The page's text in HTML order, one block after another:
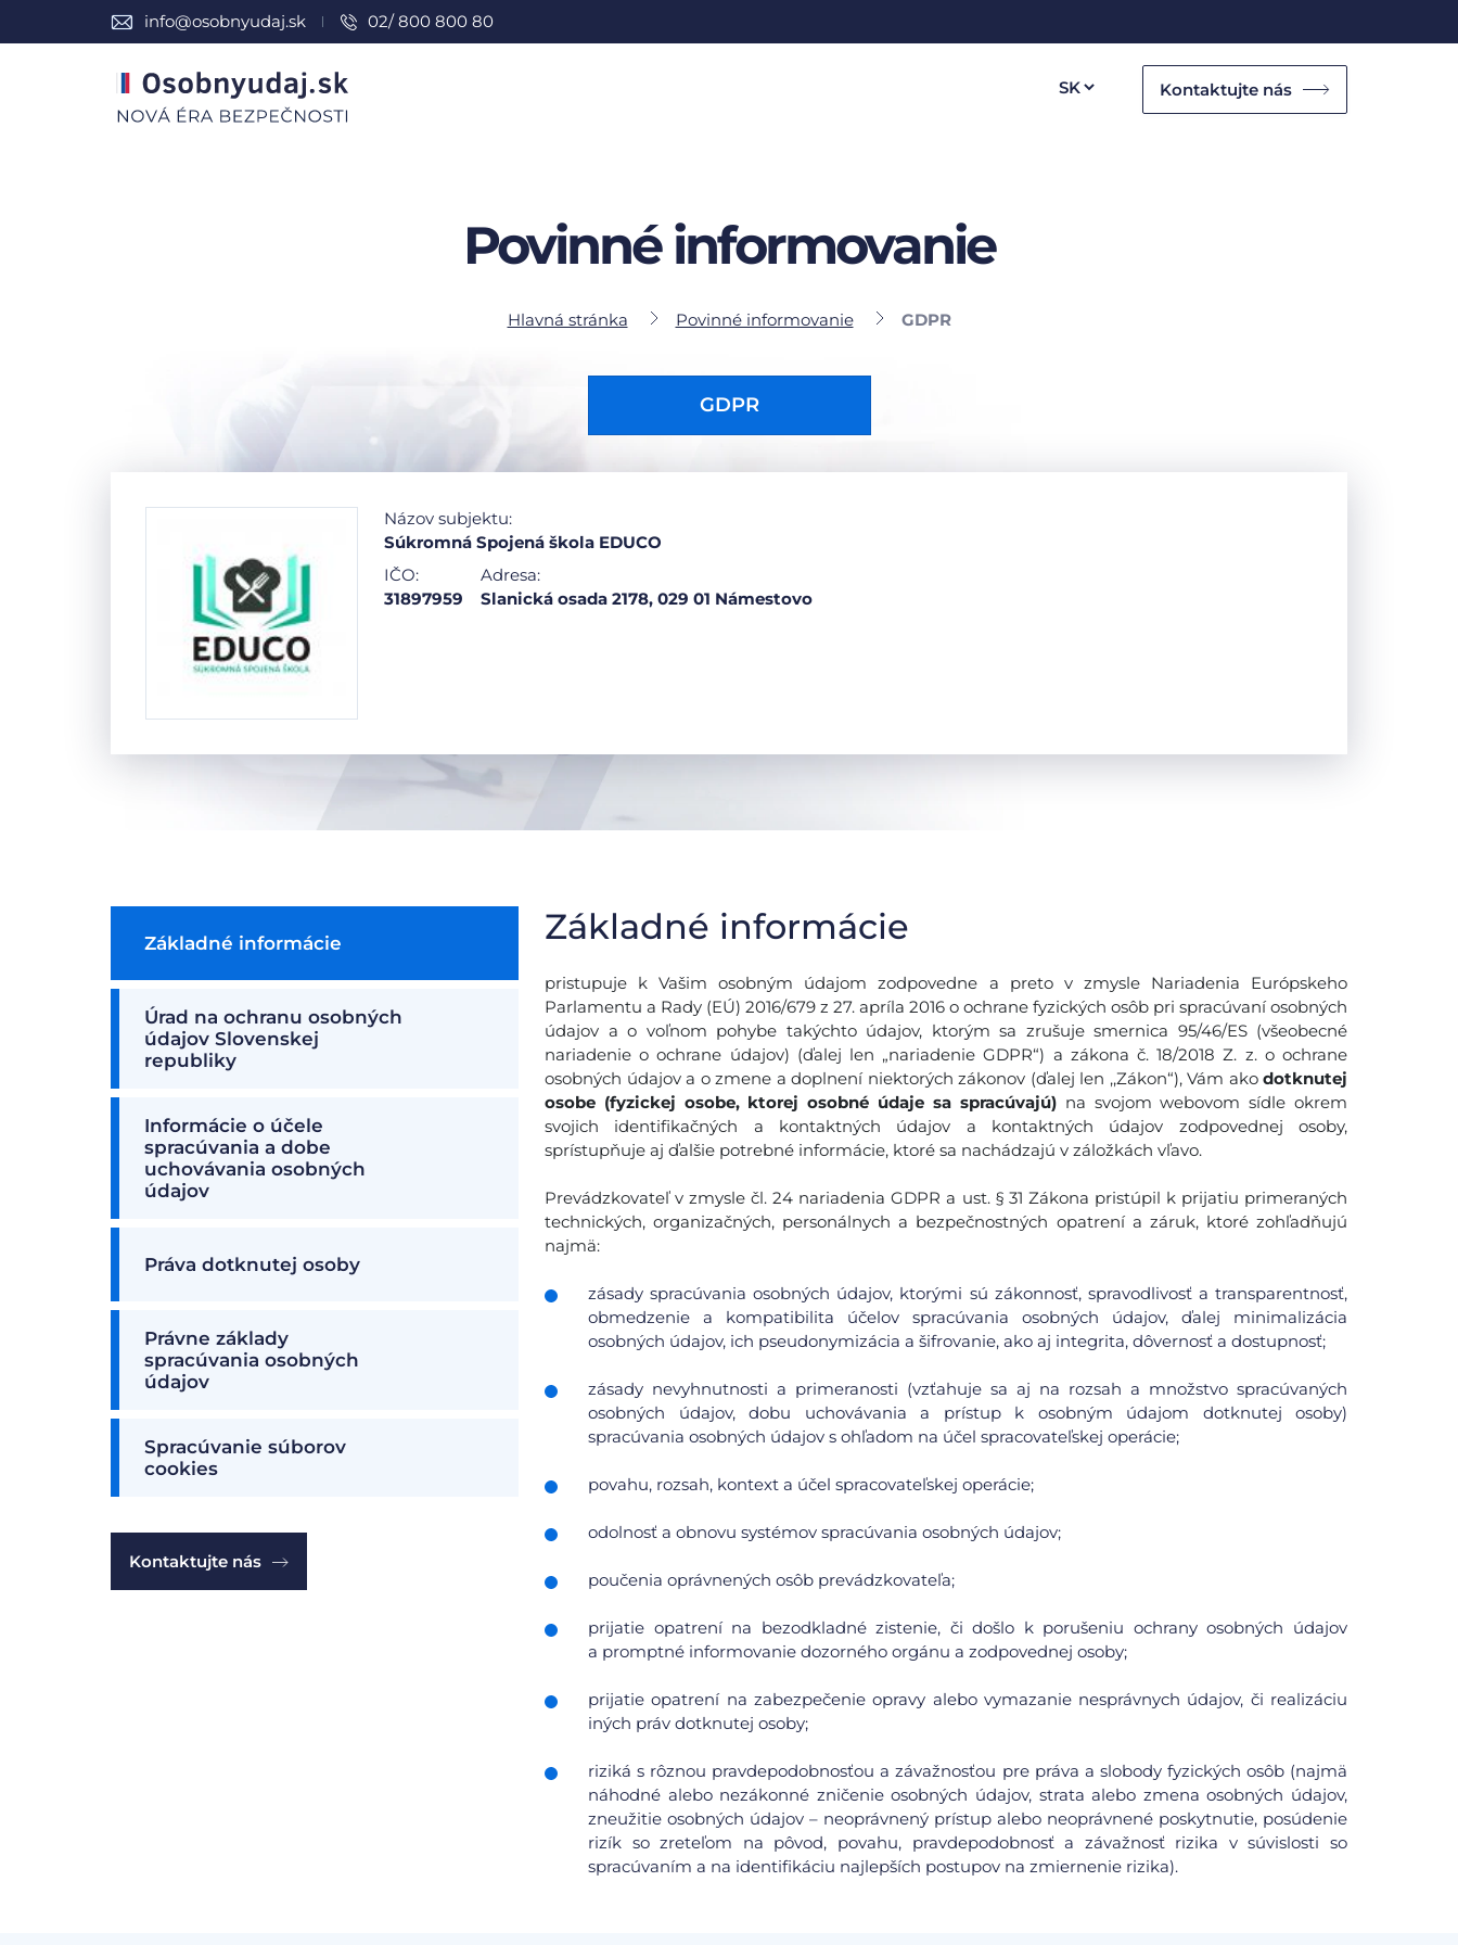
info@osobnyudaj.sk 02/ 800 800 80
Kontaktujte nás
Povinné informovanie
Hlavná stránka Povinné informovanie GDPR
GDPR
Názov subjektu:
Súkromná Spojená škola EDUCO
IČO:
31897959
Adresa:
Slanická osada 2178, 029 01 Námestovo
Základné informácie
Úrad na ochranu osobných
údajov Slovenskej
republiky
Informácie o účele
spracúvania a dobe
uchovávania osobných
údajov
Práva dotknutej osoby
Právne základy
spracúvania osobných
údajov
Spracúvanie súborov
cookies
Kontaktujte nás
Základné informácie
pristupuje k Vašim osobným údajom zodpovedne a preto v zmysle Nariadenia Európskeho
Parlamentu a Rady (EÚ) 2016/679 z 27. apríla 2016 o ochrane fyzických osôb pri spracúvaní osobných
údajov a o voľnom pohybe takýchto údajov, ktorým sa zrušuje smernica 95/46/ES (všeobecné
nariadenie o ochrane údajov) (ďalej len „nariadenie GDPR“) a zákona č. 18/2018 Z. z. o ochrane
osobných údajov a o zmene a doplnení niektorých zákonov (ďalej len ,,Zákon“), Vám ako dotknutej
osobe (fyzickej osobe, ktorej osobné údaje sa spracúvajú)na svojom webovom sídle okrem
svojich identifikačných a kontaktných údajov a kontaktných údajov zodpovednej osoby,
sprístupňuje aj ďalšie potrebné informácie, ktoré sa nachádzajú v záložkách vľavo.
Prevádzkovateľ v zmysle čl. 24 nariadenia GDPR a ust. § 31 Zákona pristúpil k prijatiu primeraných
technických, organizačných, personálnych a bezpečnostných opatrení a záruk, ktoré zohľadňujú
najmä:
zásady spracúvania osobných údajov, ktorými sú zákonnosť, spravodlivosť a transparentnosť,
obmedzenie a kompatibilita účelov spracúvania osobných údajov, ďalej minimalizácia
osobných údajov, ich pseudonymizácia a šifrovanie, ako aj integrita, dôvernosť a dostupnosť;
zásady nevyhnutnosti a primeranosti (vzťahuje sa aj na rozsah a množstvo spracúvaných
osobných údajov, dobu uchovávania a prístup k osobným údajom dotknutej osoby)
spracúvania osobných údajov s ohľadom na účel spracovateľskej operácie;
povahu, rozsah, kontext a účel spracovateľskej operácie;
odolnosť a obnovu systémov spracúvania osobných údajov;
poučenia oprávnených osôb prevádzkovateľa;
prijatie opatrení na bezodkladné zistenie, či došlo k porušeniu ochrany osobných údajov
a promptné informovanie dozorného orgánu a zodpovednej osoby;
prijatie opatrení na zabezpečenie opravy alebo vymazanie nesprávnych údajov, či realizáciu
iných práv dotknutej osoby;
riziká s rôznou pravdepodobnosťou a závažnosťou pre práva a slobody fyzických osôb (najmä
náhodné alebo nezákonné zničenie osobných údajov, strata alebo zmena osobných údajov,
zneužitie osobných údajov – neoprávnený prístup alebo neoprávnené poskytnutie, posúdenie
rizík so zreteľom na pôvod, povahu, pravdepodobnosť a závažnosť rizika v súvislosti so
spracúvaním a na identifikáciu najlepších postupov na zmiernenie rizika).